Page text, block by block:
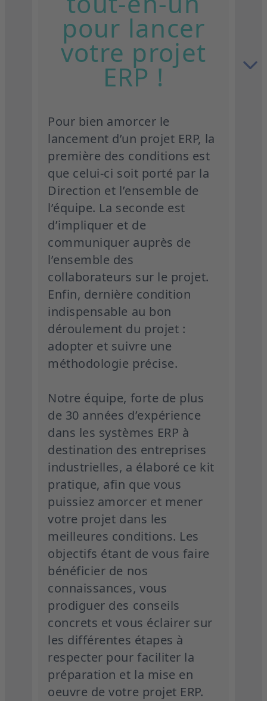
pour lancer
votre projet
ERP !
Pour bien amorcer le
lancement d’un projet ERP, la
première des conditions est
que celui-ci soit porté par la
Direction et l’ensemble de
l’équipe. La seconde est
d’impliquer et de
communiquer auprès de
l’ensemble des
collaborateurs sur le projet.
Enfin, dernière condition
indispensable au bon
déroulement du projet :
adopter et suivre une
méthodologie précise.
Notre équipe, forte de plus
de 30 années d’expérience
dans les systèmes ERP à
destination des entreprises
industrielles, a élaboré ce kit
pratique, afin que vous
puissiez amorcer et mener
votre projet dans les
meilleures conditions. Les
objectifs étant de vous faire
bénéficier de nos
connaissances, vous
prodiguer des conseils
concrets et vous éclairer sur
les différentes étapes à
respecter pour faciliter la
préparation et la mise en
oeuvre de votre projet ERP.